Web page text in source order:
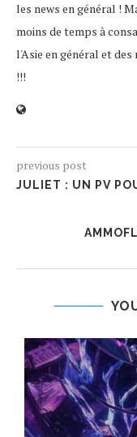
les news en général !
moins de temps à
l'Asie en général et
!!!
previous post
JULIET : UN PV